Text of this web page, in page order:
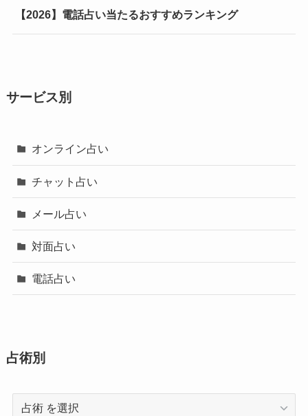
【2026】電話占い当たるおすすめランキング
サービス別
オンライン占い
チャット占い
メール占い
対面占い
電話占い
占術別